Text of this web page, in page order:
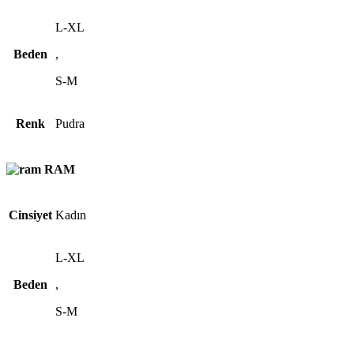
Beden
L-XL
,
S-M
Renk Pudra
RAM
Cinsiyet Kadın
Beden
L-XL
,
S-M